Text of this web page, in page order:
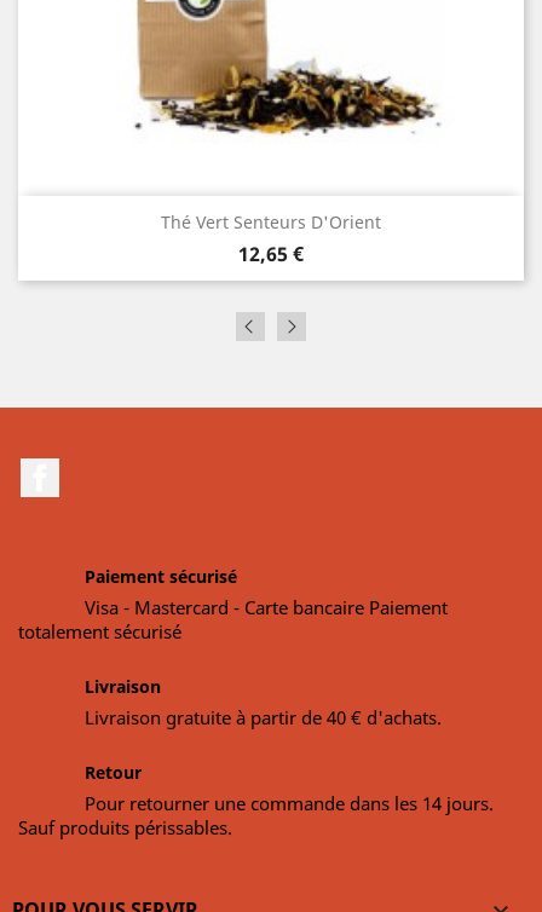
Thé Vert Senteurs D'Orient
Prix
12,65 €
Paiement sécurisé
Visa - Mastercard - Carte bancaire Paiement
totalement sécurisé
Livraison
Livraison gratuite à partir de 40 € d'achats.
Retour
Pour retourner une commande dans les 14 jours.
Sauf produits périssables.